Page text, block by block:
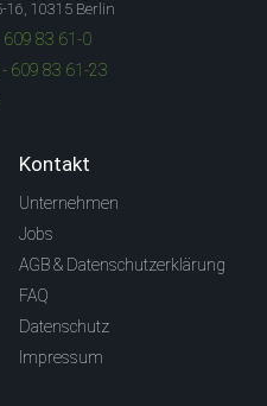
16, 10315 Berlin
609 83 61-0
609 83 61-23
Kontakt
Unternehmen
Jobs
AGB & Datenschutzerklärung
FAQ
Datenschutz
Impressum